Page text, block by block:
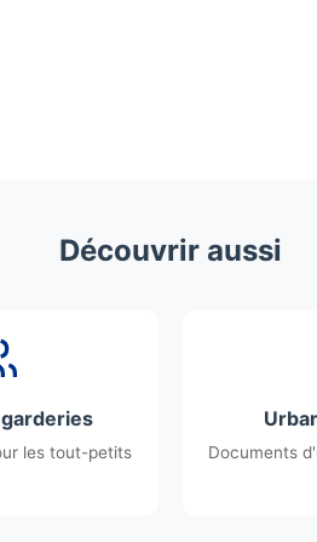
Découvrir aussi
les tout-petits Documents